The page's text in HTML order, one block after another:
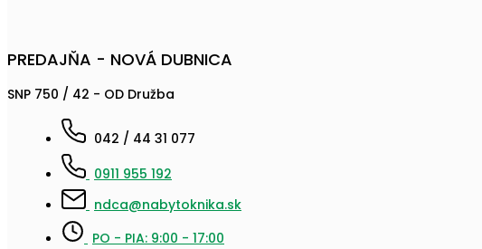
PREDAJŇA - NOVÁ DUBNICA
SNP 750 / 42 - OD Družba
042 / 44 31 077
0911 955 192
ndca@nabytoknika.sk
PO - PIA: 9:00 - 17:00